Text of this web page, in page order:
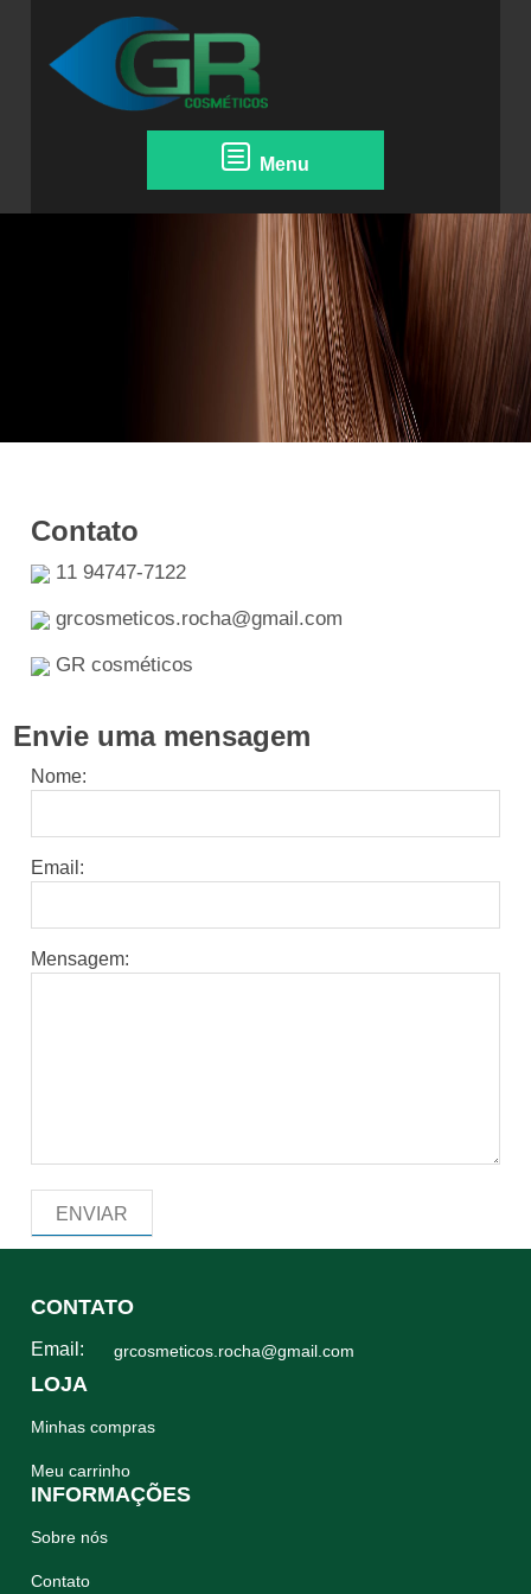
Menu
Contato
11 94747-7122
grcosmeticos.rocha@gmail.com
GR cosméticos
Envie uma mensagem
Nome:
Email:
Mensagem:
CONTATO
Email: grcosmeticos.rocha@gmail.com
LOJA
Minhas compras
Meu carrinho
INFORMAÇÕES
Sobre nós
Contato